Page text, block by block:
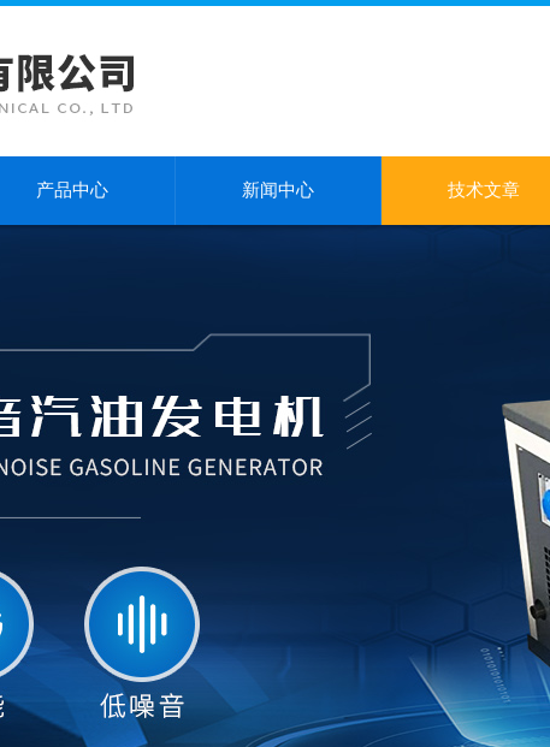
产品中心 新闻中心 技术文章